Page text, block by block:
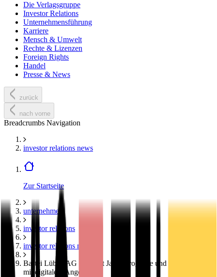
Die Verlagsgruppe
Investor Relations
Unternehmensführung
Karriere
Mensch & Umwelt
Rechte & Lizenzen
Foreign Rights
Handel
Presse & News
zurück
nach vorne
Breadcrumbs Navigation
investor relations news
Zur Startseite
unternehmen
investor relations
investor relations news
Bastei Lübbe AG bestätigt Jahresprognose und wächst erneut
mit digitalem Angebot